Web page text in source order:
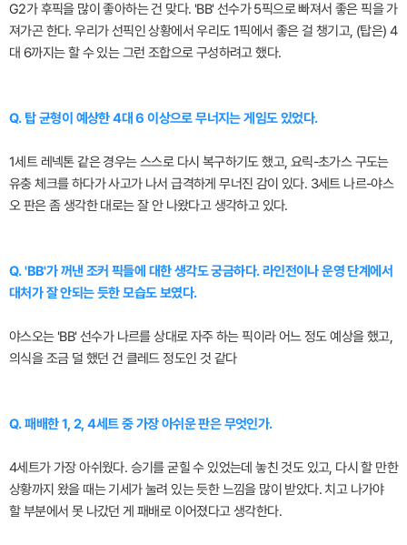
G2가 후픽을 많이 좋아하는 건 맞다. 'BB' 선수가 5픽으로 빠져서 좋은 픽을 가
져가곤 한다. 우리가 선픽인 상황에서 우리도 1픽에서 좋은 걸 챙기고, (탑은) 4
대 6까지는 할 수 있는 그런 조합으로 구성하려고 했다.
Q. 탑 균형이 예상한 4대 6 이상으로 무너지는 게임도 있었다.
1세트 레넥톤 같은 경우는 스스로 다시 복구하기도 했고, 요릭-초가스 구도는
유충 체크를 하다가 사고가 나서 급격하게 무너진 감이 있다. 3세트 나르-야스
오 판은 좀 생각한 대로는 잘 안 나왔다고 생각하고 있다.
Q. 'BB'가 꺼낸 조커 픽들에 대한 생각도 궁금하다. 라인전이나 운영 단계에서
대처가 잘 안되는 듯한 모습도 보였다.
야스오는 'BB' 선수가 나르를 상대로 자주 하는 픽이라 어느 정도 예상을 했고,
의식을 조금 덜 했던 건 클레드 정도인 것 같다
Q. 패배한 1, 2, 4세트 중 가장 아쉬운 판은 무엇인가.
4세트가 가장 아쉬웠다. 승기를 굳힐 수 있었는데 놓친 것도 있고, 다시 할 만한
상황까지 왔을 때는 기세가 눌려 있는 듯한 느낌을 많이 받았다. 치고 나가야
할 부분에서 못 나갔던 게 패배로 이어졌다고 생각한다.